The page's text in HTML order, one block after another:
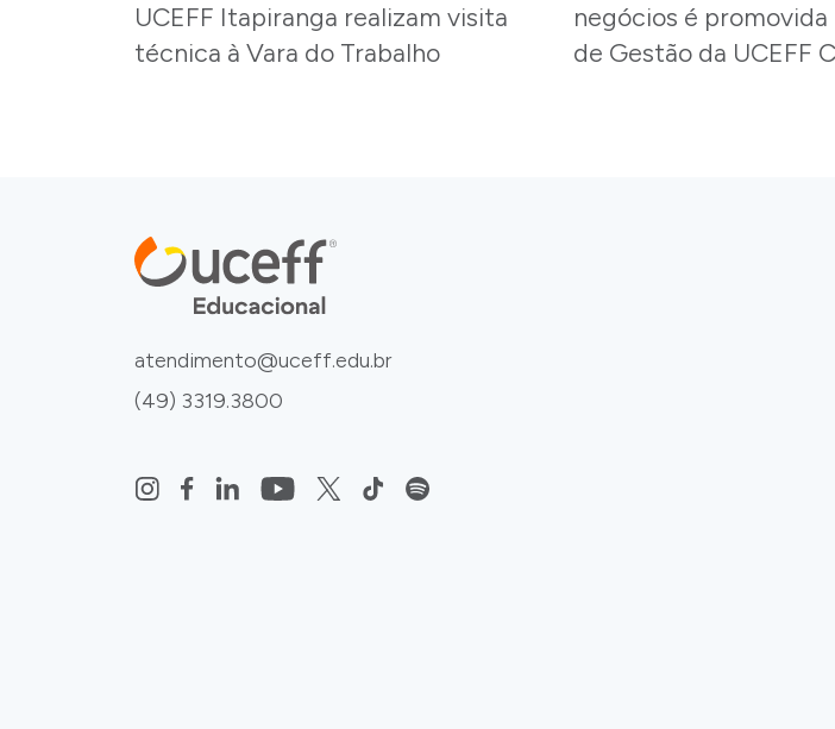
UCEFF Itapiranga realizam visita
técnica à Vara do Trabalho
negócios é promovida
de Gestão da UCEFF
atendimento@uceff.edu.br
(49) 3319.3800